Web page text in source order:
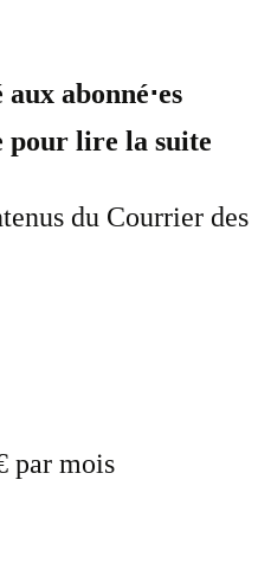
abonné⋅es
pour lire la suite
du Courrier des
par mois